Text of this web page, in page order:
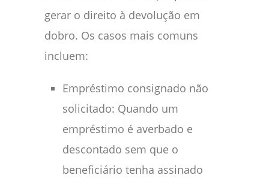
gerar o direito à devolução em
dobro. Os casos mais comuns
incluem:
Empréstimo consignado não
solicitado: Quando um
empréstimo é averbado e
descontado sem que o
beneficiário tenha assinado